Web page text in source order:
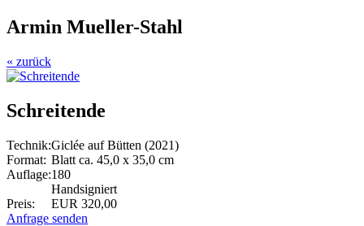
Armin Mueller-Stahl
« zurück
Schreitende
Technik:Giclée auf Bütten (2021)
Format: Blatt ca. 45,0 x 35,0 cm
Auflage:180
Handsigniert
Preis:
EUR 320,00
Anfrage senden